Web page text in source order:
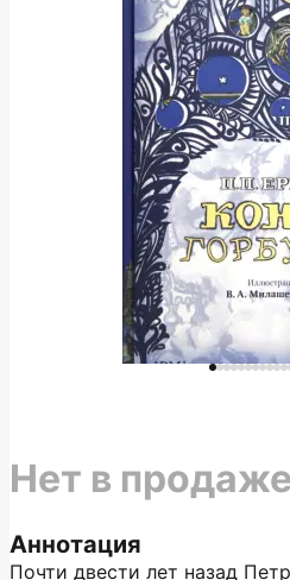
Аннотация
Почти двести лет назад
Нет в продаже